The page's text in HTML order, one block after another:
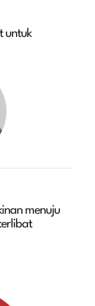
untuk
menuju